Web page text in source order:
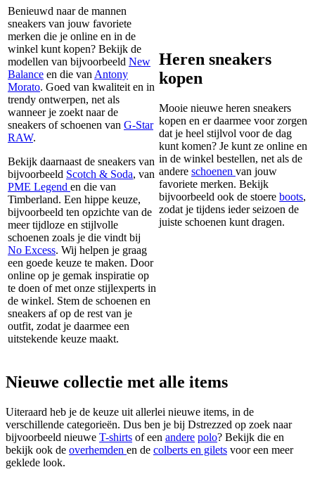
Benieuwd naar de mannen
sneakers van jouw favoriete
merken die je online en in de
winkel kunt kopen? Bekijk de
modellen van bijvoorbeeld New
Balance en die van Antony
Morato. Goed van kwaliteit en in
trendy ontwerpen, net als
wanneer je zoekt naar de
sneakers of schoenen van G-Star
RAW.
Bekijk daarnaast de sneakers van
bijvoorbeeld Scotch & Soda, van
PME Legend en die van
Timberland. Een hippe keuze,
bijvoorbeeld ten opzichte van de
meer tijdloze en stijlvolle
schoenen zoals je die vindt bij
No Excess. Wij helpen je graag
een goede keuze te maken. Door
online op je gemak inspiratie op
te doen of met onze stijlexperts in
de winkel. Stem de schoenen en
sneakers af op de rest van je
outfit, zodat je daarmee een
uitstekende keuze maakt.
Heren sneakers
kopen
Mooie nieuwe heren sneakers
kopen en er daarmee voor zorgen
dat je heel stijlvol voor de dag
kunt komen? Je kunt ze online en
in de winkel bestellen, net als de
andere schoenen van jouw
favoriete merken. Bekijk
bijvoorbeeld ook de stoere boots,
zodat je tijdens ieder seizoen de
juiste schoenen kunt dragen.
Nieuwe collectie met alle items
Uiteraard heb je de keuze uit allerlei nieuwe items, in de
verschillende categorieën. Dus ben je bij Dstrezzed op zoek naar
bijvoorbeeld nieuwe T-shirts of een andere polo? Bekijk die en
bekijk ook de overhemden en de colberts en gilets voor een meer
geklede look.